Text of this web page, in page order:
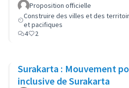
Proposition officielle
Construire des villes et des
et pacifiques
4
2
Surakarta : Mouvement
inclusive de Surakarta